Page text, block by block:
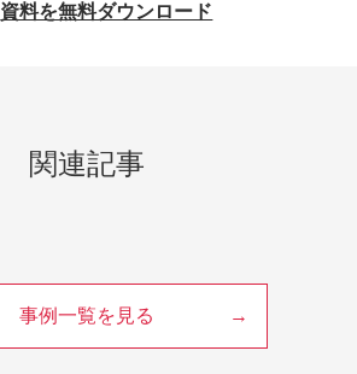
資料を無料ダウンロード
関連記事
事例一覧を見る